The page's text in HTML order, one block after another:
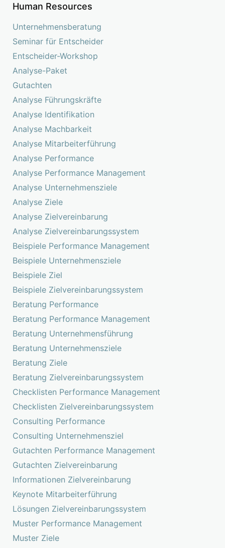
Human Resources
Unternehmensberatung
Seminar für Entscheider
Entscheider-Workshop
Analyse-Paket
Gutachten
Analyse Führungskräfte
Analyse Identifikation
Analyse Machbarkeit
Analyse Mitarbeiterführung
Analyse Performance
Analyse Performance Management
Analyse Unternehmensziele
Analyse Ziele
Analyse Zielvereinbarung
Analyse Zielvereinbarungssystem
Beispiele Performance Management
Beispiele Unternehmensziele
Beispiele Ziel
Beispiele Zielvereinbarungssystem
Beratung Performance
Beratung Performance Management
Beratung Unternehmensführung
Beratung Unternehmensziele
Beratung Ziele
Beratung Zielvereinbarungssystem
Checklisten Performance Management
Checklisten Zielvereinbarungssystem
Consulting Performance
Consulting Unternehmensziel
Gutachten Performance Management
Gutachten Zielvereinbarung
Informationen Zielvereinbarung
Keynote Mitarbeiterführung
Lösungen Zielvereinbarungssystem
Muster Performance Management
Muster Ziele